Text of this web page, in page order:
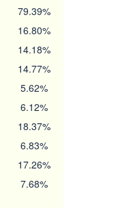
79.39%
16.80%
14.18%
14.77%
5.62%
6.12%
18.37%
6.83%
17.26%
7.68%